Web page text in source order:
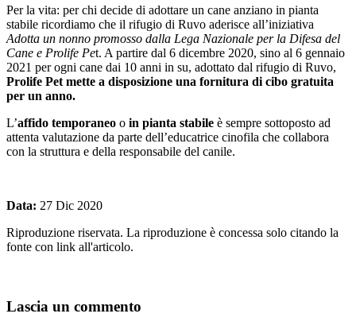
Per la vita: per chi decide di adottare un cane anziano in pianta
stabile ricordiamo che il rifugio di Ruvo aderisce all’iniziativa
Adotta un nonno promosso dalla Lega Nazionale per la Difesa del
Cane e Prolife Pet. A partire dal 6 dicembre 2020, sino al 6 gennaio
2021 per ogni cane dai 10 anni in su, adottato dal rifugio di Ruvo,
Prolife Pet mette a disposizione una fornitura di cibo gratuita
per un anno.
L’affido temporaneo o in pianta stabile è sempre sottoposto ad
attenta valutazione da parte dell’educatrice cinofila che collabora
con la struttura e della responsabile del canile.
Data: 27 Dic 2020
Riproduzione riservata. La riproduzione è concessa solo citando la
fonte con link all'articolo.
Lascia un commento